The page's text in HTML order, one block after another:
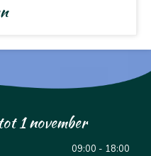
1 november
09:00 - 18:00